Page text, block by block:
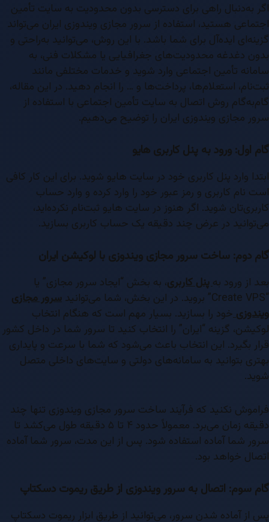
اگر به‌دنبال راهی برای دسترسی بدون محدودیت به سایت تأمین
اجتماعی هستید، استفاده از سرور مجازی ویندوزی ایران می‌تواند
گزینه‌ای ایده‌آل برای شما باشد. با این روش، می‌توانید به‌راحتی و
بدون دغدغه محدودیت‌های جغرافیایی یا مشکلات فنی، به
سامانه تأمین اجتماعی وارد شوید و خدمات مختلفی مانند
ثبت‌نام، استعلام‌ها، پرداخت‌ها و … را انجام دهید. در این مقاله،
گام‌به‌گام روش اتصال به سایت تأمین اجتماعی با استفاده از
سرور مجازی ویندوزی ایران را توضیح می‌دهیم.
گام اول: ورود به پنل کاربری هایو
ابتدا وارد پنل کاربری خود در سایت هایو شوید. برای این کار کافی
است نام کاربری و رمز عبور خود را وارد کرده و وارد حساب
کاربری‌تان شوید. اگر هنوز در سایت هایو ثبت‌نام نکرده‌اید،
می‌توانید در عرض چند دقیقه یک حساب کاربری بسازید.
گام دوم: ساخت سرور مجازی ویندوزی با لوکیشن ایران
بعد از ورود بهپنل کاربری، به بخش “ایجاد سرور مجازی” یا
“Create VPS” بروید. در این بخش، شما می‌توانید
سرور مجازی
ویندوزی خود را بسازید. بسیار مهم است که هنگام انتخاب
لوکیشن، گزینه “ایران” را انتخاب کنید تا سرور شما در داخل کشور
قرار بگیرد. این انتخاب باعث می‌شود که شما با سرعت و پایداری
بهتری بتوانید به سامانه‌های دولتی و سایت‌های داخلی متصل
شوید.
فراموش نکنید که فرآیند ساخت سرور مجازی ویندوزی تنها چند
دقیقه زمان می‌برد. معمولاً حدود ۴ تا ۵ دقیقه طول می‌کشد تا
سرور شما آماده استفاده شود. پس از این مدت، سرور شما آماده
اتصال خواهد بود.
گام سوم: اتصال به سرور ویندوزی از طریق ریموت دسکتاپ
پس از آماده شدن سرور، می‌توانید از طریق ابزار ریموت دسکتاپ